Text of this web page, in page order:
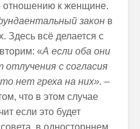
к женщине.
закон в
всё делается с
«А если оба они
отлучения с согласия
нет греха на них». –
что в этом случае
если это будет
в односторннем,